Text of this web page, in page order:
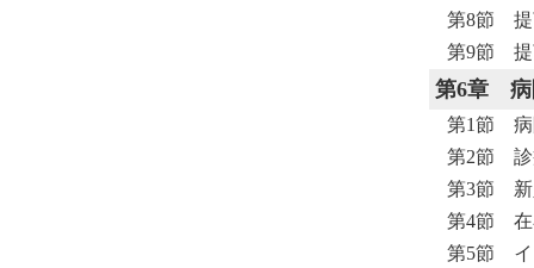
第8節 提
第9節 提
第6章
第1節 病
第2節 診
第3節 新
第4節 在
第5節 イ